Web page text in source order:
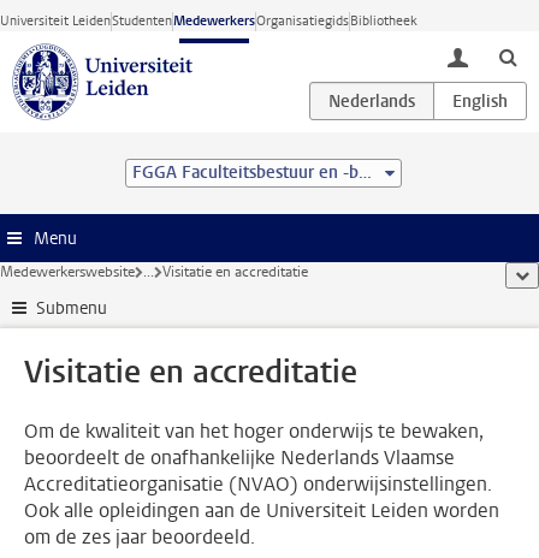
Ga direct naar de inhoud
Universiteit LeidenStudentenMedewerkersOrganisatiegidsBibliotheek
toggle
FGGA Faculteitsbestuur en -bureau
Menu
Medewerkerswebsite ... Visitatie en accreditatie
Submenu
Visitatie en accreditatie
Om de kwaliteit van het hoger onderwijs te bewaken,
beoordeelt de onafhankelijke Nederlands Vlaamse
Accreditatieorganisatie (NVAO) onderwijsinstellingen.
Ook alle opleidingen aan de Universiteit Leiden worden
om de zes jaar beoordeeld.